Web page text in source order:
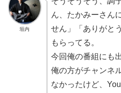
垣内
ん、たかみーさん
せん」「ありがと
もらってる。
今回俺の番組にも
俺の方がチャンネ
なかったけど、